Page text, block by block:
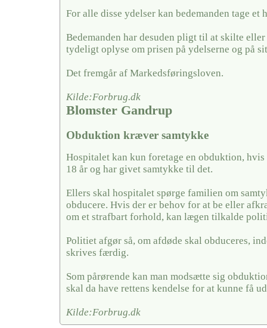
For alle disse ydelser kan bedemanden tage et
Bedemanden har desuden pligt til at skilte eller
tydeligt oplyse om prisen på ydelserne og på
Det fremgår af Markedsføringsloven.
Kilde:Forbrug.dk
Blomster Gandrup
Obduktion kræver samtykke
Hospitalet kan kun foretage en obduktion,
18 år og har givet samtykke til det.
Ellers skal hospitalet spørge familien om
obducere. Hvis der er behov for at be eller
om et strafbart forhold, kan lægen tilkalde
Politiet afgør så, om afdøde skal obduceres,
skrives færdig.
Som pårørende kan man modsætte sig
skal da have rettens kendelse for at kunne få
Kilde:Forbrug.dk